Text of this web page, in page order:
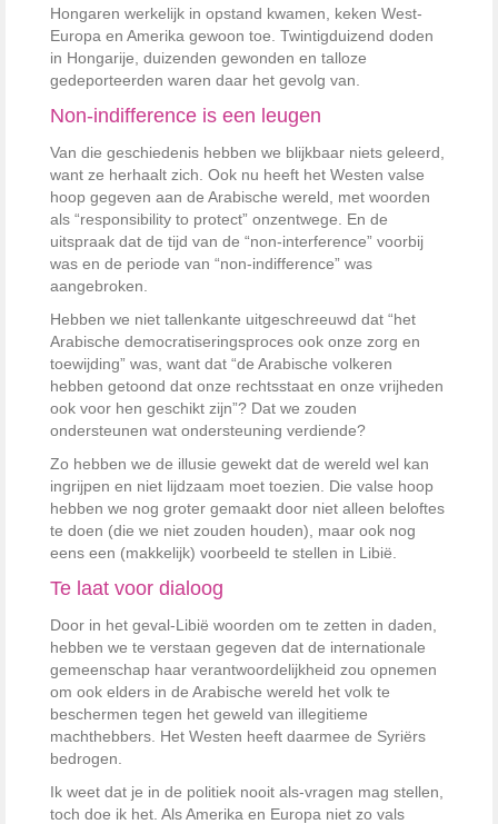
Hongaren werkelijk in opstand kwamen, keken West-
Europa en Amerika gewoon toe. Twintigduizend doden
in Hongarije, duizenden gewonden en talloze
gedeporteerden waren daar het gevolg van.
Non-indifference is een leugen
Van die geschiedenis hebben we blijkbaar niets geleerd,
want ze herhaalt zich. Ook nu heeft het Westen valse
hoop gegeven aan de Arabische wereld, met woorden
als “responsibility to protect” onzentwege. En de
uitspraak dat de tijd van de “non-interference” voorbij
was en de periode van “non-indifference” was
aangebroken.
Hebben we niet tallenkante uitgeschreeuwd dat “het
Arabische democratiseringsproces ook onze zorg en
toewijding” was, want dat “de Arabische volkeren
hebben getoond dat onze rechtsstaat en onze vrijheden
ook voor hen geschikt zijn”? Dat we zouden
ondersteunen wat ondersteuning verdiende?
Zo hebben we de illusie gewekt dat de wereld wel kan
ingrijpen en niet lijdzaam moet toezien. Die valse hoop
hebben we nog groter gemaakt door niet alleen beloftes
te doen (die we niet zouden houden), maar ook nog
eens een (makkelijk) voorbeeld te stellen in Libië.
Te laat voor dialoog
Door in het geval-Libië woorden om te zetten in daden,
hebben we te verstaan gegeven dat de internationale
gemeenschap haar verantwoordelijkheid zou opnemen
om ook elders in de Arabische wereld het volk te
beschermen tegen het geweld van illegitieme
machthebbers. Het Westen heeft daarmee de Syriërs
bedrogen.
Ik weet dat je in de politiek nooit als-vragen mag stellen,
toch doe ik het. Als Amerika en Europa niet zo vals